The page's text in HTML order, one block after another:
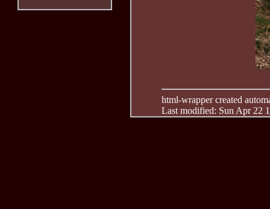
html-wrapper created
Last modified: Sun Apr 22